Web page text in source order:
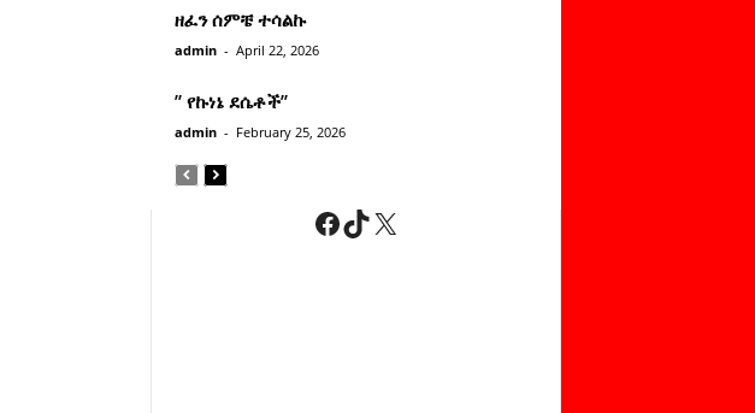
ዘፈን ሰምቼ ተሳልኩ
admin - April 22, 2026
” የኩነኔ ደሴቶች’’
admin - February 25, 2026
Facebook
TikTok
X